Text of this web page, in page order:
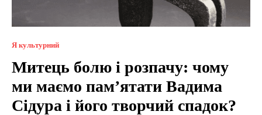
Я культурний
Митець болю і розпачу: чому
ми маємо пам’ятати Вадима
Сідура і його творчий спадок?